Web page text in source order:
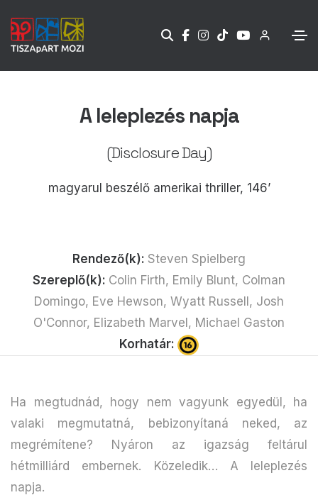
A leleplezés napja
(Disclosure Day)
magyarul beszélő amerikai thriller, 146’
Rendező(k): Steven Spielberg
Szereplő(k): Colin Firth, Emily Blunt, Colman
Domingo, Eve Hewson, Wyatt Russell, Josh
O'Connor, Elizabeth Marvel, Michael Gaston
Korhatár:
Ha megtudnád, hogy nem vagyunk egyedül, ha
valaki megmutatná, bebizonyítaná neked, az
megrémítene? Nyáron az igazság feltárul
hétmilliárd embernek. Közeledik… A leleplezés
napja.